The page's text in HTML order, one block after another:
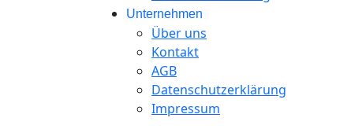
Unternehmen
Über uns
Kontakt
AGB
Datenschutzerklärung
Impressum